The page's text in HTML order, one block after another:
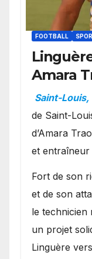
FOOTBALL
Amara
Saint-Louis,
de Saint-
d’Amara
et entraîneur
Fort de son
et de son
le technicien
un projet
Linguère